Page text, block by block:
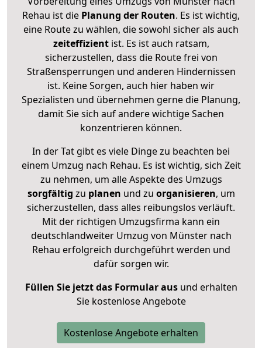
Rehau ist die Planung der Routen. Es ist wichtig,
eine Route zu wählen, die sowohl sicher als auch
zeiteffizientist. Es ist auch ratsam,
sicherzustellen, dass die Route frei von
Straßensperrungen und anderen Hindernissen
ist. Keine Sorgen, auch hier haben wir
Spezialisten und übernehmen gerne die Planung,
damit Sie sich auf andere wichtige Sachen
konzentrieren können.
In der Tat gibt es viele Dinge zu beachten bei
einem Umzug nach Rehau. Es ist wichtig, sich Zeit
zu nehmen, um alle Aspekte des Umzugs
sorgfältig zu planen und zu organisieren, um
sicherzustellen, dass alles reibungslos verläuft.
Mit der richtigen Umzugsfirma kann ein
deutschlandweiter Umzug von Münster nach
Rehau erfolgreich durchgeführt werden und
dafür sorgen wir.
Füllen Sie jetzt das Formular ausund erhalten
Sie kostenlose Angebote
Kostenlose Angebote erhalten